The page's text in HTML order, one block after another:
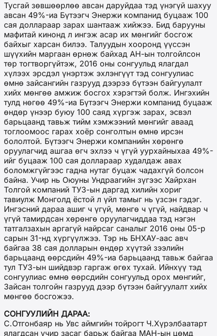
Тусгай зөвшөөрлөө авсан даруйдаа тэд үнэгүй шахуу
авсан 49%-иа Бүтээгч Энержи компанид буцааж 100
сая доллараар зарах шантааж хийжээ. Бид барууны
мафитай кинонд л ингэж асар их мөнгийг босгож
байхыг харсан билээ. Талуудын хооронд үүссэн
шүүхийн маргаан өрнөж байхад АН-ын толгойлсон
төр тогтворгүйтэж, 2016 оны сонгуульд ялагдал
хүлээх эрсдэл үнэртэж эхлэнгүүт тэд сонгуулиас
өмнө зайсангийн газрууд дээрээ бүтээн байгуулалт
хийх мөнгөө амжиж босгох хэрэгтэй болж. Ингэхийн
тулд нөгөө 49%-иа Бүтээгч Энержи компанид буцааж
өндөр үнээр буюу 100 саяд хүргэж зарах, эсвэл
барьцаанд тавьж тийм хэмжээний мөнгийг аваад
тоглоомоос гарах хоёр сонголтын өмнө ирсэн
бололтой. Бүтээгч Энержи компанийн хөрөнгө
оруулагчид ашгаа өгч эхлээ ч үгүй уурхайныхаа 49%-
ийг буцааж 100 сая доллараар худалдаж авах
боломжгүйгээс гадна нутаг буцаж чадахгүй болсон
байна. Учир нь Оюуны Ундраагийн зүгээс Хайрхан
Толгой компаний ТУЗ-ын даргад хилийн хориг
тавиулж Монголд ёстой л үйл тамыг нь үзсэн гэдэг.
Ингэсний дараа ашиг ч үгүй, мөнгө ч үгүй, найдвар ч
үгүй тамирдсан хөрөнгө оруулагчиддаа тэд нэгэн
татгалзахын аргагүй найрсаг саналыг 2016 оны 05-р
сарын 31-нд хүргүүлжээ. Тэр нь БНХАУ-аас авч
байгаа 38 сая долларын өндөр хүүтэй зээлийн
барьцаанд өөрсдийн 49%-иа барьцаанд тавьж байгаа
тул ТУЗ-ын шийдвэр гаргаж өгөх тухай. Ийнхүү тэд
сонгуулиас өмнө өөрсдийн сонгуульд орох мөнгийг,
Зайсан толгойн газрууд дээр бүтээн байгуулалт хийх
мөнгөө босгожээ.
СОНГУУЛИЙН ДАРАА:
С.Отгонбаяр нь Увс аймгийн тойрогт Ч.Хүрэлбаатарт
ялагдсан учир засаг барьж байгаа МАН-ын цөмд